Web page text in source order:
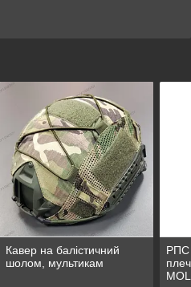
Кавер на балістичний
шолом, мультикам
РПС